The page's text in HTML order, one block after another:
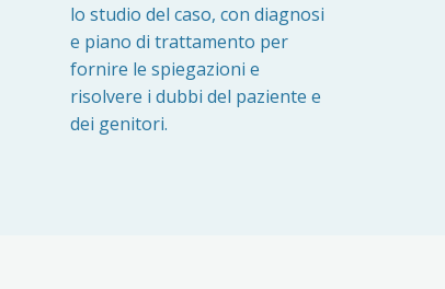
lo studio del caso, con diagnosi
e piano di trattamento per
fornire le spiegazioni e
risolvere i dubbi del paziente e
dei genitori.